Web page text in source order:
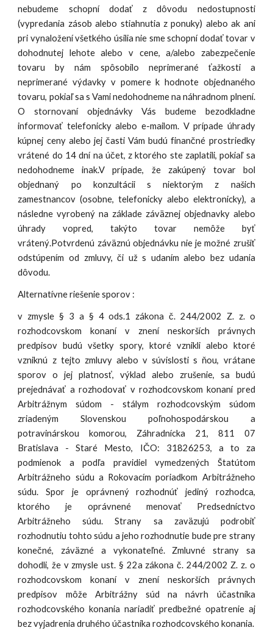
nebudeme schopní dodať z dôvodu nedostupnosti
(vypredania zásob alebo stiahnutia z ponuky) alebo ak ani
pri vynaložení všetkého úsilia nie sme schopní dodať tovar v
dohodnutej lehote alebo v cene, a/alebo zabezpečenie
tovaru by nám spôsobilo neprimerané ťažkosti a
neprimerané výdavky v pomere k hodnote objednaného
tovaru, pokiaľ sa s Vami nedohodneme na náhradnom plnení.
O stornovaní objednávky Vás budeme bezodkladne
informovať telefonicky alebo e-mailom. V prípade úhrady
kúpnej ceny alebo jej časti Vám budú finančné prostriedky
vrátené do 14 dní na účet, z ktorého ste zaplatili, pokiaľ sa
nedohodneme inak.V prípade, že zakúpený tovar bol
objednaný po konzultácii s niektorým z našich
zamestnancov (osobne, telefonicky alebo elektronicky), a
následne vyrobený na základe záväznej objednavky alebo
úhrady vopred, takýto tovar nemôže byť
vrátený.Potvrdenú záväznú objednávku nie je možné zrušiť
odstúpením od zmluvy, či už s udaním alebo bez udania
dôvodu.
Alternatívne riešenie sporov :
v zmysle § 3 a § 4 ods.1 zákona č. 244/2002 Z. z. o
rozhodcovskom konaní v znení neskorších právnych
predpisov budú všetky spory, ktoré vznikli alebo ktoré
vzniknú z tejto zmluvy alebo v súvislosti s ňou, vrátane
sporov o jej platnosť, výklad alebo zrušenie, sa budú
prejednávať a rozhodovať v rozhodcovskom konaní pred
Arbitrážnym súdom - stálym rozhodcovským súdom
zriadeným Slovenskou poľnohospodárskou a
potravinárskou komorou, Záhradnícka 21, 811 07
Bratislava - Staré Mesto, IČO: 31826253, a to za
podmienok a podľa pravidiel vymedzených Štatútom
Arbitrážneho súdu a Rokovacím poriadkom Arbitrážneho
súdu. Spor je oprávnený rozhodnúť jediný rozhodca,
ktorého je oprávnené menovať Predsedníctvo
Arbitrážneho súdu. Strany sa zaväzujú podrobiť
rozhodnutiu tohto súdu a jeho rozhodnutie bude pre strany
konečné, záväzné a vykonateľné. Zmluvné strany sa
dohodli, že v zmysle ust. § 22a zákona č. 244/2002 Z. z. o
rozhodcovskom konaní v znení neskorších právnych
predpisov môže Arbitrážny súd na návrh účastníka
rozhodcovského konania nariadiť predbežné opatrenie aj
bez vyjadrenia druhého účastníka rozhodcovského konania.